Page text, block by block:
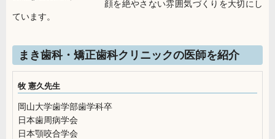
顔を絶やさない雰囲気づくりを大切にし
ています。
まき歯科・矯正歯科クリニックの医師を紹介
牧 憲久先生
岡山大学歯学部歯学科卒
日本歯周病学会
日本顎咬合学会